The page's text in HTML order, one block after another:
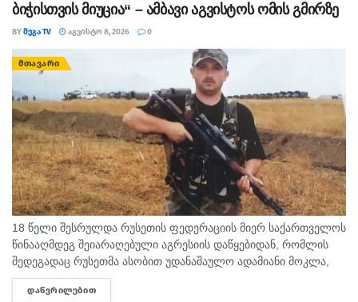
ბიჭისთვის მიუცია“ – ამბავი აგვისტოს ომის გმირზე
BYᲛᲔᲒᲐ TV ᲐᲒᲕᲘᲡᲢᲝ 8, 2026 0
ᲛᲗᲐᲕᲐᲠᲘ
18 წელი შესრულდა რუსეთის ფედერაციის მიერ საქართველოს
წინააღმდეგ შეიარაღებული აგრესიის დაწყებიდან, რომლის
შედეგადაც რუსეთმა ასობით უდანაშაულო ადამიანი მოკლა,
დაიპყრო აფხაზეთი და ცხინვალის რეგიონი. ამ სტატიაში
აგვისტოს გმირი გოგიტა მაკრახიძის შესახებ...
ᲓᲐᲬᲕᲠᲘᲚᲔᲑᲘᲗ